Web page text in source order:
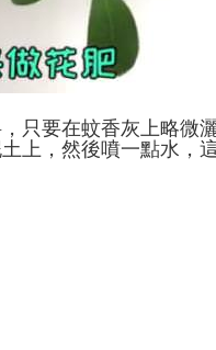
只要在蚊香灰上略微
上，然後噴一點水，